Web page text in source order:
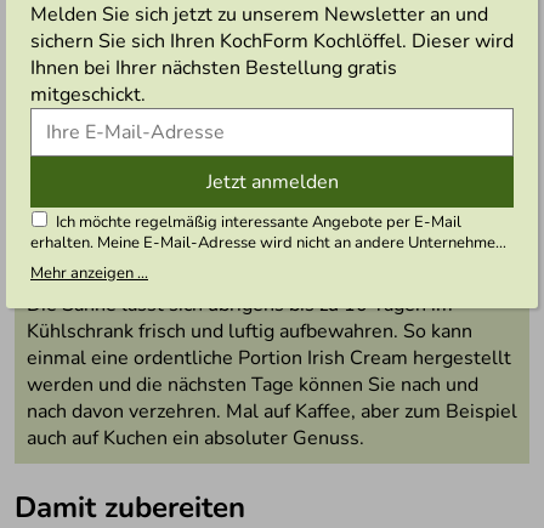
Die Flasche im Kühlschrank 1-2 Stunden kühlen lassen.
6
Den Espresso und die Milch in ein Glas geben. Die Irish
Cream darauf geben und genießen.
UNSER TIPP:
Die Sahne lässt sich übrigens bis zu 10 Tagen im
Kühlschrank frisch und luftig aufbewahren. So kann
einmal eine ordentliche Portion Irish Cream hergestellt
werden und die nächsten Tage können Sie nach und
nach davon verzehren. Mal auf Kaffee, aber zum Beispiel
auch auf Kuchen ein absoluter Genuss.
Damit zubereiten
Melden Sie sich jetzt zu unserem Newsletter an und
sichern Sie sich Ihren KochForm Kochlöffel. Dieser wird
Ihnen bei Ihrer nächsten Bestellung gratis
mitgeschickt.
Jetzt anmelden
Ich möchte regelmäßig interessante Angebote per E-Mail
erhalten. Meine E-Mail-Adresse wird nicht an andere Unternehmen
weitergegeben. Zu statistischen Zwecken wird in anonymer Form
ausgewertet, welche Links im Newsletter geklickt werden. Dabei
ist nicht erkennbar, welche konkrete Person geklickt hat. Diese
Einwilligung zur Nutzung meiner E-Mail- Adresse für Werbezwecke
kann ich jederzeit mit Wirkung für die Zukunft widerrufen, indem ich
den Link "Abmelden" am Ende des Newsletters anklicke oder die
Option Newsletter im Mitgliederbereich deaktiviere. Die
Datenschutzerklärunghabe ich zur Kenntnis genommen.
Mehr anzeigen ...